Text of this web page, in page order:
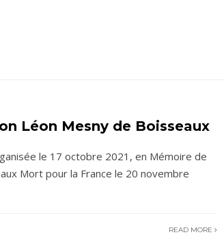
Léon Mesny de Boisseaux
le 17 octobre 2021, en Mémoire de
Mort pour la France le 20 novembre
READ MORE